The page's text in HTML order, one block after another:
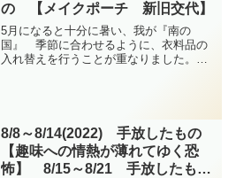
の 【メイクポーチ 新旧交代】
5月になると十分に暑い、我が『南の
国』 季節に合わせるように、衣料品の
入れ替えを行うことが重なりました。春
8/8～8/14(2022) 手放したもの
【趣味への情熱が薄れてゆく恐
怖】 8/15～8/21 手放したも